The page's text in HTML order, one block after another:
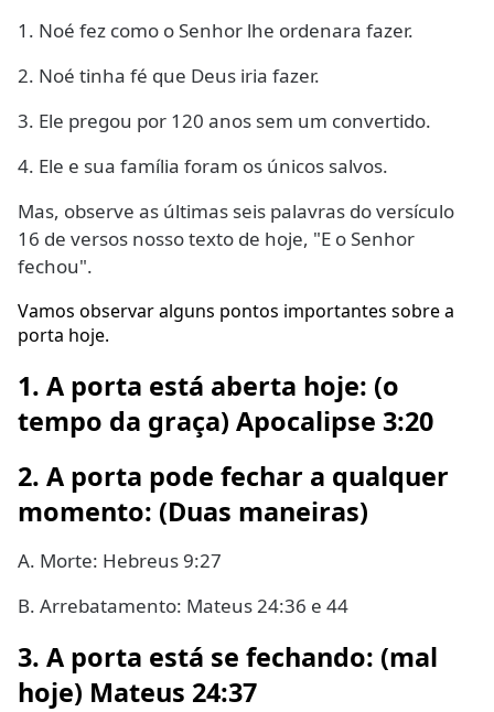
1. Noé fez como o Senhor lhe ordenara fazer.
2. Noé tinha fé que Deus iria fazer.
3. Ele pregou por 120 anos sem um convertido.
4. Ele e sua família foram os únicos salvos.
Mas, observe as últimas seis palavras do versículo
16 de versos nosso texto de hoje, "E o Senhor
fechou".
Vamos observar alguns pontos importantes sobre a
porta hoje.
1. A porta está aberta hoje: (o
tempo da graça) Apocalipse 3:20
2. A porta pode fechar a qualquer
momento: (Duas maneiras)
A. Morte: Hebreus 9:27
B. Arrebatamento: Mateus 24:36 e 44
3. A porta está se fechando: (mal
hoje) Mateus 24:37